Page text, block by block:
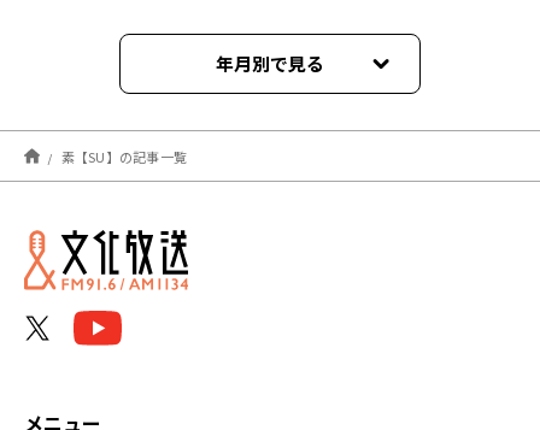
年月別で見る
2023年02月
素【SU】の記事一覧
メニュー